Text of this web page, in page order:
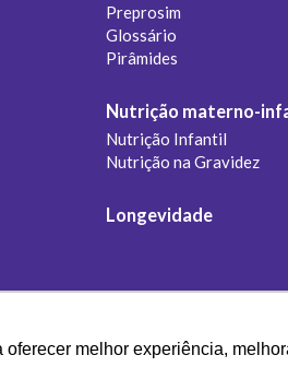
melhor experiência,
Preprosim
Glossário
Pirâmides
Nutrição materno-
Nutrição Infantil
Nutrição na Gravidez
Longevidade